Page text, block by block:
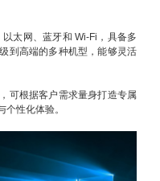
太网、蓝牙和 Wi-Fi，具备多
到高端的多种机型，能够灵活
可根据客户需求量身打造专属
性化体验。